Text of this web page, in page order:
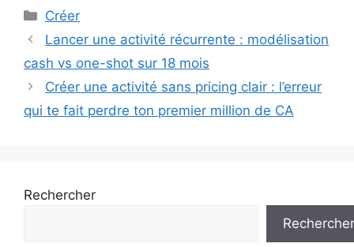
Catégories
Créer
Lancer une activité récurrente : modélisation
cash vs one-shot sur 18 mois
Créer une activité sans pricing clair : l’erreur
qui te fait perdre ton premier million de CA
Rechercher
Rechercher